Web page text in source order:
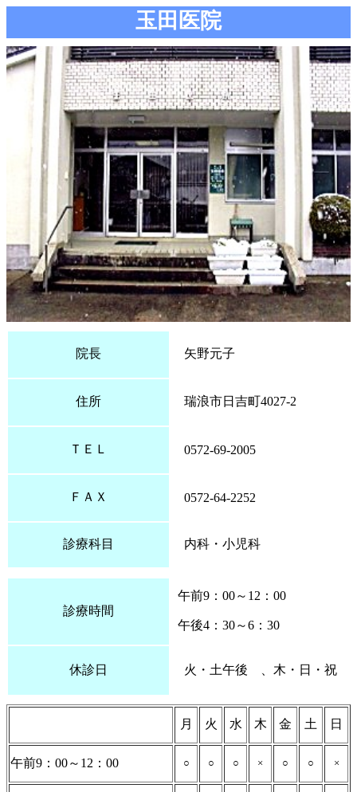
玉田医院
院長 矢野元子
住所 瑞浪市日吉町4027-2
ＴＥＬ 0572-69-2005
ＦＡＸ 0572-64-2252
診療科目 内科・小児科
診療時間
午前9：00～12：00
午後4：30～6：30
休診日 火・土午後 、木・日・祝
月 火 水 木 金 土 日
午前9：00～12：00 ○ ○ ○ × ○ ○ ×